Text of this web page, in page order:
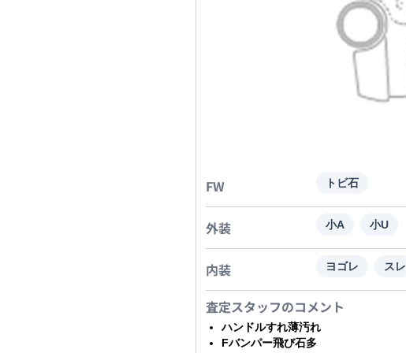
FW トビ石
外装 小A 小U
内装 ヨゴレ スレ
査定スタッフのコメント
ハンドルすれ薄汚れ
Fバンパー飛び石多